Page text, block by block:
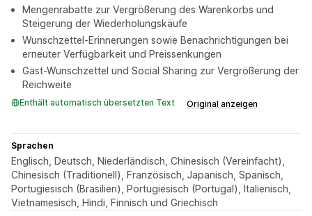
Mengenrabatte zur Vergrößerung des Warenkorbs und
Steigerung der Wiederholungskäufe
Wunschzettel-Erinnerungen sowie Benachrichtigungen bei
erneuter Verfügbarkeit und Preissenkungen
Gast-Wunschzettel und Social Sharing zur Vergrößerung der
Reichweite
Enthält automatisch übersetzten Text Original anzeigen
Sprachen
Englisch, Deutsch, Niederländisch, Chinesisch (Vereinfacht),
Chinesisch (Traditionell), Französisch, Japanisch, Spanisch,
Portugiesisch (Brasilien), Portugiesisch (Portugal), Italienisch,
Vietnamesisch, Hindi, Finnisch und Griechisch